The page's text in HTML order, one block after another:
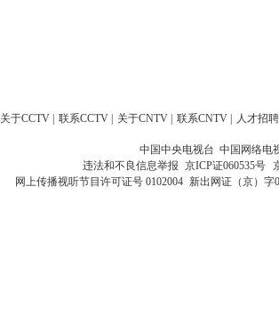
关于CCTV 联系CCTV 关于CNTV 联系CNTV 人才招聘
中国中央电视台 中国网络电
违法和不良信息举报 京ICP证060535号
网上传播视听节目许可证号 0102004 新出网证（京）